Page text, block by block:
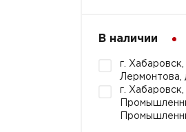
В наличии
г. Хабаровск,
Лермонтова,
г. Хабаровск,